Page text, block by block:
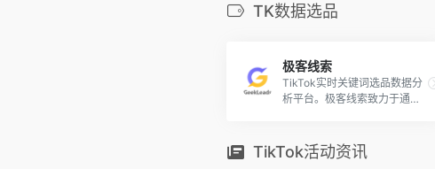
TK数据选品
极客线索
TikTok实时关键词选品数据分
析平台。极客线索致力于通过
生意增长。
TikTok活动资讯